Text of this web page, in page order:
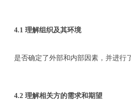
4.1 理解组织及其环境
是否确定了外部和内部因素，并进行
4.2 理解相关方的需求和期望